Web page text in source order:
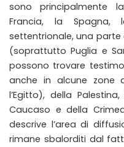
sono principalmente
Francia, la Spagna,
settentrionale, una parte
(soprattutto Puglia e
possono trovare
anche in alcune zone
l’Egitto), della
Caucaso e della
descrive l’area di
rimane sbalorditi dal